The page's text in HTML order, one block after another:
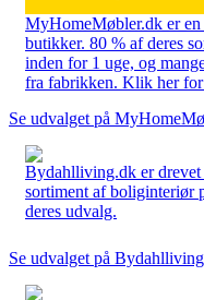
MyHomeMøbler.dk er
butikker. 80 % af deres
inden for 1 uge, og
fra fabrikken. Klik her for
Se udvalget på
Bydahlliving.dk er drevet
sortiment af boliginteriør
deres udvalg.
Se udvalget på